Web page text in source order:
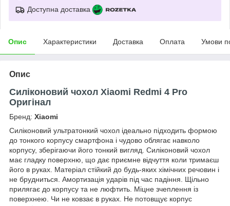
Доступна доставка
Опис Характеристики Доставка Оплата Умови
Опис
Силіконовий чохол Xiaomi Redmi 4 Pro
Оригінал
Бренд: Xiaomi
Силіконовий ультратонкий чохол ідеально підходить формою
до тонкого корпусу смартфона і чудово облягає навколо
корпусу, зберігаючи його тонкий вигляд. Силіконовий чохол
має гладку поверхню, що дає приємне відчуття коли тримаєш
його в руках. Матеріал стійкий до будь-яких хімічних речовин і
не брудниться. Амортизація ударів під час падіння. Щільно
прилягає до корпусу та не люфтить. Міцне зчеплення із
поверхнею. Чи не ковзає в руках. Не потовщує корпус